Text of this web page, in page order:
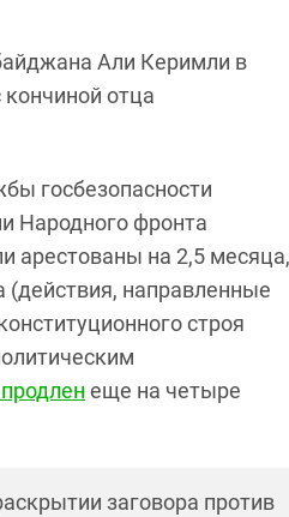
Али Керимли в
отца
госбезопасности
Народного фронта
на 2,5 месяца,
направленные
строя
еще на четыре
заговора против